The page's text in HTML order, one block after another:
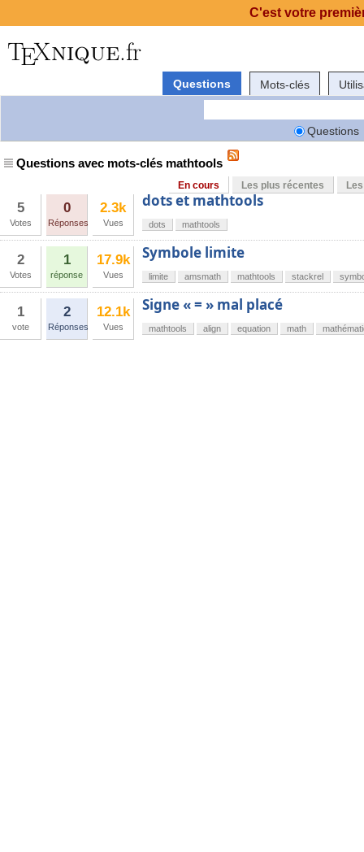
Questions Mots-clés
Questions
Questions avec mots-clés mathtools
En cours Les plus récentes
5
Votes
0
Réponses
2.3k
Vues
dots et mathtools
dots mathtools
2
Votes
1
réponse
17.9k
Vues
Symbole limite
limite amsmath mathtools stackrel
1
vote
2
Réponses
12.1k
Vues
Signe « = » mal placé
mathtools align equation math
C'est votre